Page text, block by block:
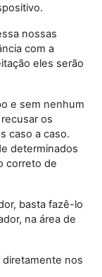
nossas
com a
eles serão
e sem nenhum
os
caso a caso.
determinados
correto de
basta fazê-lo
na área de
nos